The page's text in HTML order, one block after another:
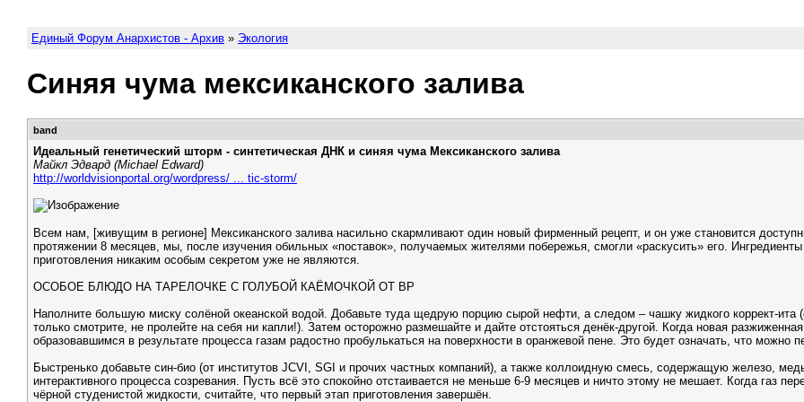
Единый Форум Анархистов - Архив » Экология
Синяя чума мексиканского залива
band
Идеальный генетический шторм - синтетическая ДНК и синяя чума Мексиканского залива
Майкл Эдвард (Michael Edward)
http://worldvisionportal.org/wordpress/ ... tic-storm/
Всем нам, [живущим в регионе] Мексиканского залива насильно скармливают один новый фирменный рецепт, и он уже становится
протяжении 8 месяцев, мы, после изучения обильных «поставок», получаемых жителями побережья, смогли «раскусить» его.
приготовления никаким особым секретом уже не являются.
ОСОБОЕ БЛЮДО НА ТАРЕЛОЧКЕ С ГОЛУБОЙ КАЁМОЧКОЙ ОТ ВР
Наполните большую миску солёной океанской водой. Добавьте туда щедрую порцию сырой нефти, а следом – чашку жидкого коррект-
только смотрите, не пролейте на себя ни капли!). Затем осторожно размешайте и дайте отстояться денёк-другой. Когда новая
образовавшимся в результате процесса газам радостно пробулькаться на поверхности в оранжевой пене. Это будет означать, что
Быстренько добавьте син-био (от институтов JCVI, SGI и прочих частных компаний), а также коллоидную смесь, содержащую железо,
интерактивного процесса созревания. Пусть всё это спокойно отстаивается не меньше 6-9 месяцев и ничто этому не мешает. Когда газ
чёрной студенистой жидкости, считайте, что первый этап приготовления завершён.